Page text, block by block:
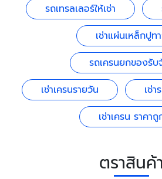
รถเทรลเลอร์ให้เช่า
เช่าแผ่นเหล็กปูท
รถเครนยกของรับ
เช่าเครนรายวัน
เช่า
เช่าเครน ราคาถู
ตราสินค้า